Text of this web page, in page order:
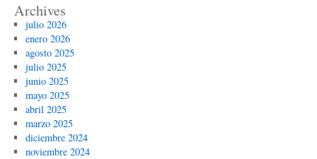
Archives
julio 2026
enero 2026
agosto 2025
julio 2025
junio 2025
mayo 2025
abril 2025
marzo 2025
diciembre 2024
noviembre 2024